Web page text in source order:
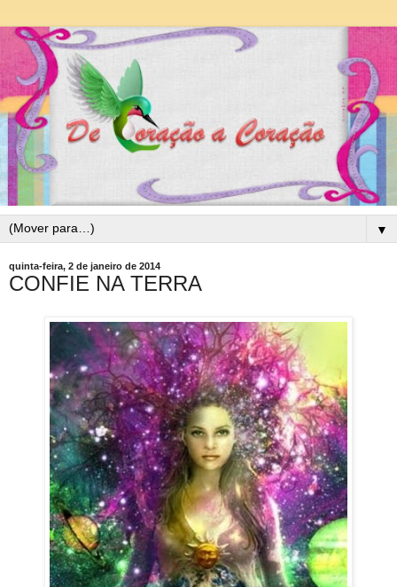
▼
quinta-feira, 2 de janeiro de 2014
CONFIE NA TERRA